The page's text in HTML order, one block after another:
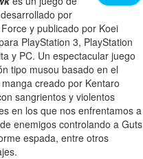
desarrollado por
y publicado por Koei
PlayStation 3, PlayStation
y PC. Un espectacular juego
tipo musou basado en el
creado por Kentaro
sangrientos y violentos
en los que nos enfrentamos a
enemigos controlando a Guts
espada, entre otros